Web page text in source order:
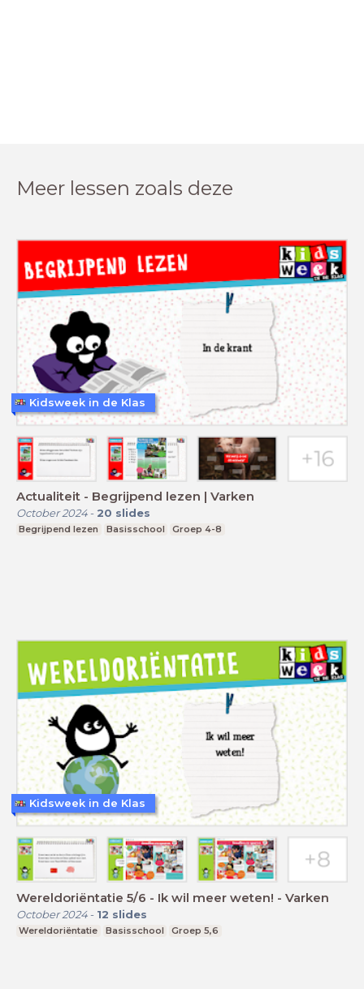
Meer lessen zoals deze
Actualiteit - Begrijpend lezen | Varken
October 2024- 20 slides
Begrijpend lezen Basisschool Groep 4-8
Kidsweek in de Klas
Wereldoriëntatie 5/6 - Ik wil meer weten! - Varken
October 2024- 12 slides
Wereldoriëntatie Basisschool Groep 5,6
Kidsweek in de Klas